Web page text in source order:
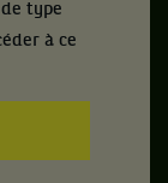
type
à ce